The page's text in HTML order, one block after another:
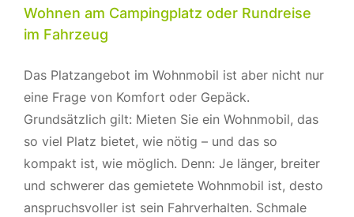
Wohnen am Campingplatz oder Rundreise
im Fahrzeug
Das Platzangebot im Wohnmobil ist aber nicht nur
eine Frage von Komfort oder Gepäck.
Grundsätzlich gilt: Mieten Sie ein Wohnmobil, das
so viel Platz bietet, wie nötig – und das so
kompakt ist, wie möglich. Denn: Je länger, breiter
und schwerer das gemietete Wohnmobil ist, desto
anspruchsvoller ist sein Fahrverhalten. Schmale